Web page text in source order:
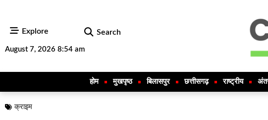
Explore Search
August 7, 2026 8:54 am
होम मुखपृष्ठ बिलासपुर छत्तीसगढ़ राष्ट्रीय
क्राइम